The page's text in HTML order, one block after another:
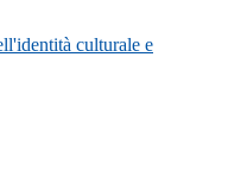
culturale e